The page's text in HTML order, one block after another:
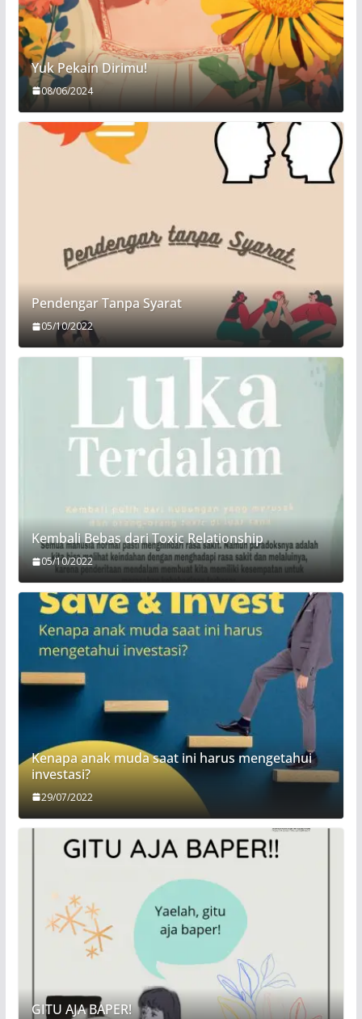
Yuk Pekain Dirimu!
08/06/2024
Pendengar Tanpa Syarat
05/10/2022
Kembali Bebas dari Toxic Relationship
05/10/2022
Kenapa anak muda saat ini harus mengetahui
investasi?
29/07/2022
GITU AJA BAPER!